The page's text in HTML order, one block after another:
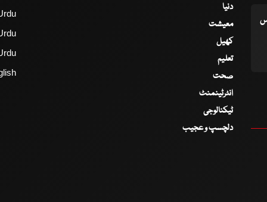
دنیا
معیشت
کھیل
تعلیم
صحت
انٹرٹینمنٹ
ٹیکنالوجی
دلچسپ و عجیب